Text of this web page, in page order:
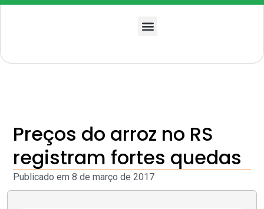
Preços do arroz no RS
registram fortes quedas
Publicado em 8 de março de 2017